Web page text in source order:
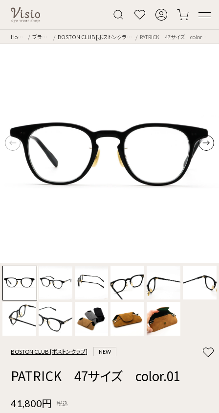
Home ブランド BOSTON CLUB [ボストンクラブ] PATRICK 47サイズ color.01
BOSTON CLUB [ボストンクラブ] NEW
PATRICK 47サイズ color.01
41,800円 税込